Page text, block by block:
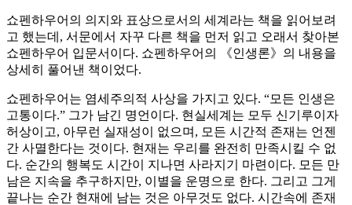
쇼펜하우어의 의지와 표상으로서의 세계라는 책을 읽어보려
고 했는데, 서문에서 자꾸 다른 책을 먼저 읽고 오래서 찾아본
쇼펜하우어 입문서이다. 쇼펜하우어의 《인생론》의 내용을
상세히 풀어낸 책이었다.
쇼펜하우어는 염세주의적 사상을 가지고 있다. “모든 인생은
고통이다.” 그가 남긴 명언이다. 현실세계는 모두 신기루이자
허상이고, 아무런 실재성이 없으며, 모든 시간적 존재는 언젠
간 사멸한다는 것이다. 현재는 우리를 완전히 만족시킬 수 없
다. 순간의 행복도 시간이 지나면 사라지기 마련이다. 모든 만
남은 지속을 추구하지만, 이별을 운명으로 한다. 그리고 그게
끝나는 순간 현재에 남는 것은 아무것도 없다. 시간속에 존재